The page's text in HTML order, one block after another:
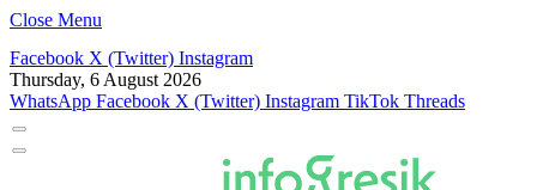
Close Menu
Facebook X (Twitter) Instagram
Thursday, 6 August 2026
WhatsApp Facebook X (Twitter) Instagram TikTok Threads